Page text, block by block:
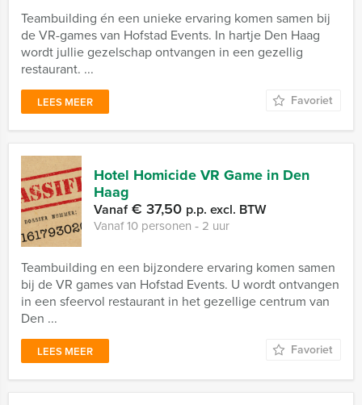
Teambuilding én een unieke ervaring komen samen bij
de VR-games van Hofstad Events. In hartje Den Haag
wordt jullie gezelschap ontvangen in een gezellig
restaurant. ...
LEES MEER Favoriet
Hotel Homicide VR Game in Den
Haag
Vanaf€ 37,50 p.p. excl. BTW
Vanaf 10 personen ‐ 2 uur
Teambuilding en een bijzondere ervaring komen samen
bij de VR games van Hofstad Events. U wordt ontvangen
in een sfeervol restaurant in het gezellige centrum van
Den ...
LEES MEER Favoriet